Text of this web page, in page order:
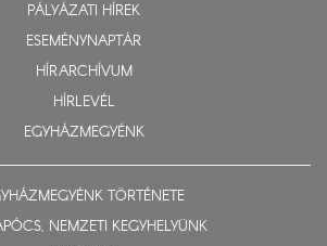
PÁLYÁZATI HÍREK
ESEMÉNYNAPTÁR
HÍRARCHÍVUM
HÍRLEVÉL
EGYHÁZMEGYÉNK
TÖRTÉNETE
NEMZETI KEGYHELYÜNK